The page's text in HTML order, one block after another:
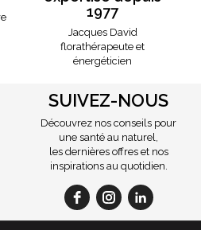
1977
Jacques David
florathérapeute et
énergéticien
SUIVEZ-NOUS
Découvrez nos conseils pour
une santé au naturel,
les dernières offres et nos
inspirations au quotidien.